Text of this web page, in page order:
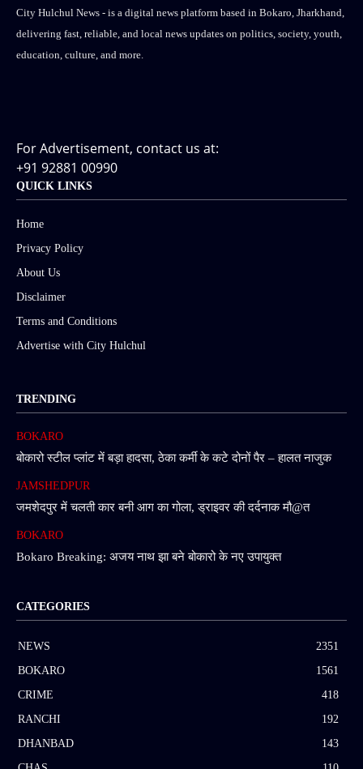
City Hulchul News - is a digital news platform based in Bokaro, Jharkhand,
delivering fast, reliable, and local news updates on politics, society, youth,
education, culture, and more.
For Advertisement, contact us at:
+91 92881 00990
QUICK LINKS
Home
Privacy Policy
About Us
Disclaimer
Terms and Conditions
Advertise with City Hulchul
TRENDING
BOKARO
बोकारो स्टील प्लांट में बड़ा हादसा, ठेका कर्मी के कटे दोनों पैर – हालत नाजुक
JAMSHEDPUR
जमशेदपुर में चलती कार बनी आग का गोला, ड्राइवर की दर्दनाक मौ@त
BOKARO
Bokaro Breaking: अजय नाथ झा बने बोकारो के नए उपायुक्त
CATEGORIES
NEWS
2351
BOKARO
1561
CRIME
418
RANCHI
192
DHANBAD
143